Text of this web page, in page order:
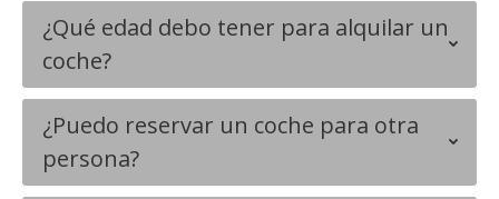
¿Qué edad debo tener para alquilar un
coche?
¿Puedo reservar un coche para otra
persona?